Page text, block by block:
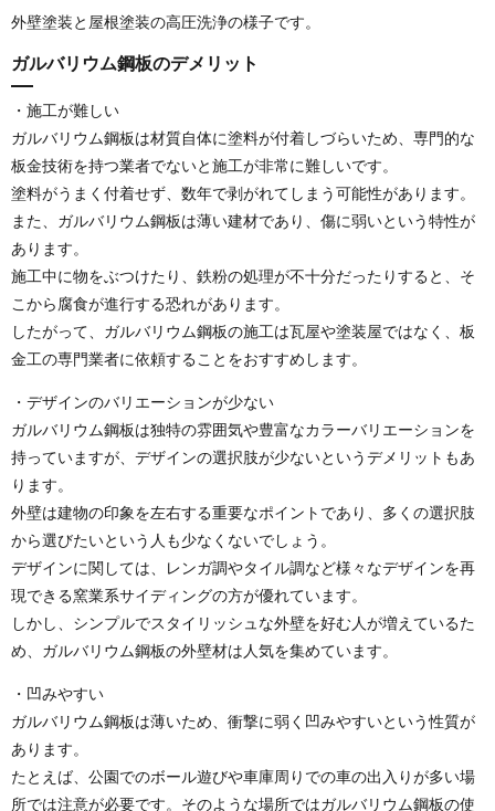
外壁塗装と屋根塗装の高圧洗浄の様子です。
ガルバリウム鋼板のデメリット
・施工が難しい
ガルバリウム鋼板は材質自体に塗料が付着しづらいため、専門的な
板金技術を持つ業者でないと施工が非常に難しいです。
塗料がうまく付着せず、数年で剥がれてしまう可能性があります。
また、ガルバリウム鋼板は薄い建材であり、傷に弱いという特性が
あります。
施工中に物をぶつけたり、鉄粉の処理が不十分だったりすると、そ
こから腐食が進行する恐れがあります。
したがって、ガルバリウム鋼板の施工は瓦屋や塗装屋ではなく、板
金工の専門業者に依頼することをおすすめします。
・デザインのバリエーションが少ない
ガルバリウム鋼板は独特の雰囲気や豊富なカラーバリエーションを
持っていますが、デザインの選択肢が少ないというデメリットもあ
ります。
外壁は建物の印象を左右する重要なポイントであり、多くの選択肢
から選びたいという人も少なくないでしょう。
デザインに関しては、レンガ調やタイル調など様々なデザインを再
現できる窯業系サイディングの方が優れています。
しかし、シンプルでスタイリッシュな外壁を好む人が増えているた
め、ガルバリウム鋼板の外壁材は人気を集めています。
・凹みやすい
ガルバリウム鋼板は薄いため、衝撃に弱く凹みやすいという性質が
あります。
たとえば、公園でのボール遊びや車庫周りでの車の出入りが多い場
所では注意が必要です。そのような場所ではガルバリウム鋼板の使